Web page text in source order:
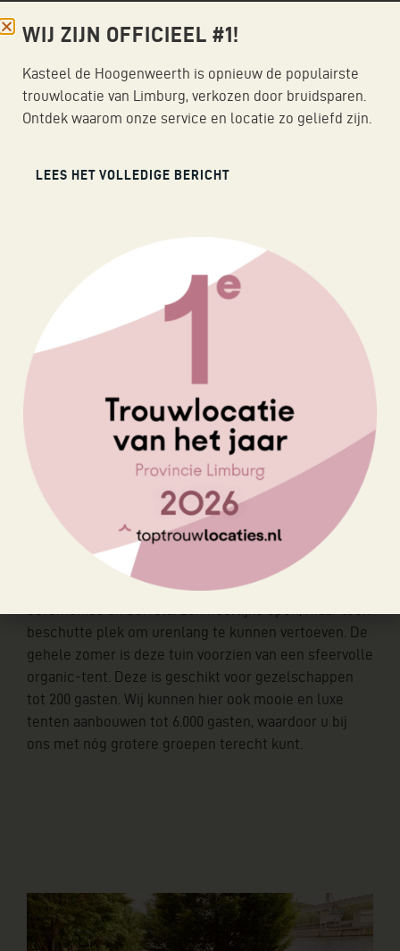
De bar van het kasteel is centraal gelegen in het
borrels of informele breaks. De bar is geschikt voor
maximaal 20 gasten.
OMMUURDE ACHTERTUIN
De ommuurde achtertuin geeft het échte
authentieke kasteelgevoel. Door de ommuuring van
deze tuin, is deze uitermate geschikt voor diners,
beschutte plek om urenlang te kunnen vertoeven. De
gehele zomer is deze tuin voorzien van een sfeervolle
organic-tent. Deze is geschikt voor gezelschappen
tot 200 gasten. Wij kunnen hier ook mooie en luxe
tenten aanbouwen tot 6.000 gasten, waardoor u bij
ons met nóg grotere groepen terecht kunt.
WIJ ZIJN OFFICIEEL #1!
Kasteel de Hoogenweerth is opnieuw de populairste
trouwlocatie van Limburg, verkozen door bruidsparen.
Ontdek waarom onze service en locatie zo geliefd zijn.
LEES HET VOLLEDIGE BERICHT